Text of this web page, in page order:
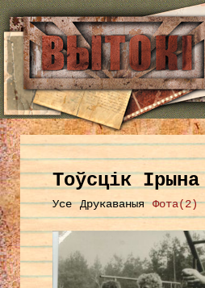
Тоўсцік Ірына
Усе Друкаваныя Фота(2)